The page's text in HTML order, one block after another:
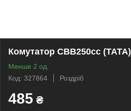
Комутатор CBB250cc (TATA)
Менше 2 од.
Код: 327864
Роздріб
485 ₴